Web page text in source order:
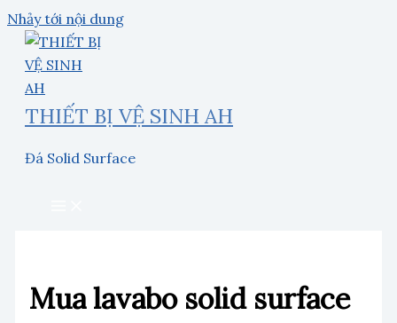
Nhảy tới nội dung
THIẾT BỊ VỆ SINH AH
Đá Solid Surface
Mua lavabo solid surface